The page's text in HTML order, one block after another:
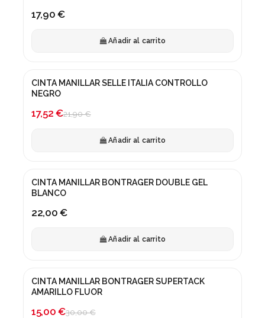
17,90 €
Añadir al carrito
¡En oferta!
CINTA MANILLAR SELLE ITALIA CONTROLLO
NEGRO
17,52 €21,90 €
Añadir al carrito
CINTA MANILLAR BONTRAGER DOUBLE GEL
BLANCO
22,00 €
Añadir al carrito
¡En oferta!
CINTA MANILLAR BONTRAGER SUPERTACK
AMARILLO FLUOR
15,00 €30,00 €